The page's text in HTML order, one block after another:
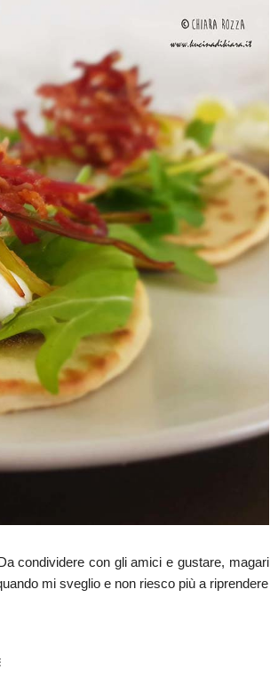
condividere con gli amici e gustare, magari
mi sveglio e non riesco più a riprendere